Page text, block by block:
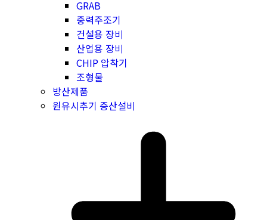
GRAB
중력주조기
건설용 장비
산업용 장비
CHIP 압착기
조형물
방산제품
원유시추기 증산설비